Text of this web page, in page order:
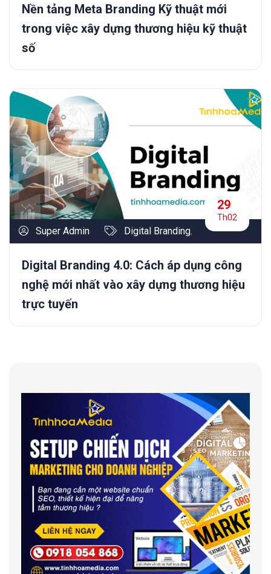
Nền tảng Meta Branding Kỹ thuật mới
trong việc xây dựng thương hiệu kỹ thuật
số
Super Admin Digital Branding,
29
Th02
Digital Branding 4.0: Cách áp dụng công
nghệ mới nhất vào xây dựng thương hiệu
trực tuyến